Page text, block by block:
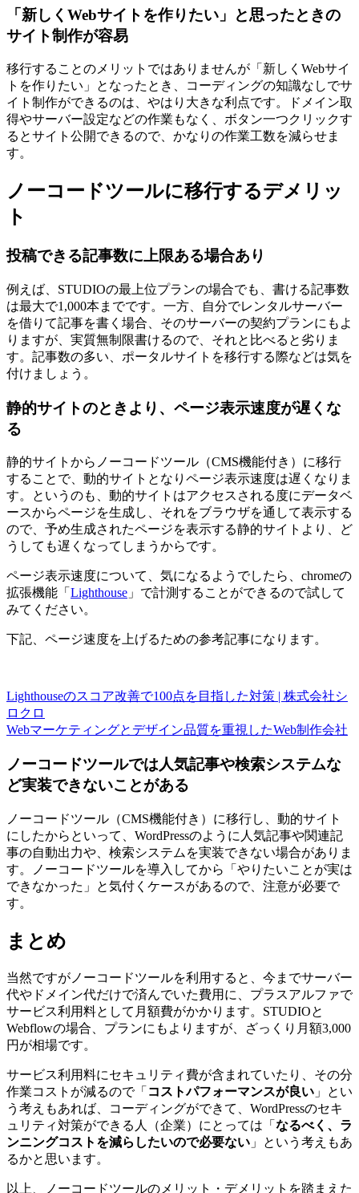
「新しくWebサイトを作りたい」と思ったときの
サイト制作が容易
移行することのメリットではありませんが「新しくWebサイ
トを作りたい」となったとき、コーディングの知識なしでサ
イト制作ができるのは、やはり大きな利点です。ドメイン取
得やサーバー設定などの作業もなく、ボタン一つクリックす
るとサイト公開できるので、かなりの作業工数を減らせま
す。
ノーコードツールに移行するデメリッ
ト
投稿できる記事数に上限ある場合あり
例えば、STUDIOの最上位プランの場合でも、書ける記事数
は最大で1,000本までです。一方、自分でレンタルサーバー
を借りて記事を書く場合、そのサーバーの契約プランにもよ
りますが、実質無制限書けるので、それと比べると劣りま
す。記事数の多い、ポータルサイトを移行する際などは気を
付けましょう。
静的サイトのときより、ページ表示速度が遅くな
る
静的サイトからノーコードツール（CMS機能付き）に移行
することで、動的サイトとなりページ表示速度は遅くなりま
す。というのも、動的サイトはアクセスされる度にデータベ
ースからページを生成し、それをブラウザを通して表示する
ので、予め生成されたページを表示する静的サイトより、ど
うしても遅くなってしまうからです。
ページ表示速度について、気になるようでしたら、chromeの
拡張機能「 Lighthouse 」で計測することができるので試して
みてください。
下記、ページ速度を上げるための参考記事になります。
Lighthouseのスコア改善で100点を目指した対策 | 株式会社シ
ロクロ
Webマーケティングとデザイン品質を重視したWeb制作会社
ノーコードツールでは人気記事や検索システムな
ど実装できないことがある
ノーコードツール（CMS機能付き）に移行し、動的サイト
にしたからといって、WordPressのように人気記事や関連記
事の自動出力や、 検索システムを実装できない場合がありま
す。ノーコードツールを導入してから「やりたいことが実は
できなかった」と気付くケースがあるので、注意が必要で
す。
まとめ
当然ですがノーコードツールを利用すると、今までサーバー
代やドメイン代だけで済んでいた費用に、プラスアルファで
サービス利用料として月額費がかかります。STUDIOと
Webflowの場合、プランにもよりますが、ざっくり月額3,000
円が相場です。
サービス利用料にセキュリティ費が含まれていたり、その分
作業コストが減るので「 コストパフォーマンスが良い 」とい
う考えもあれば、コーディングができて、WordPressのセキ
ュリティ対策ができる人（企業）にとっては「 なるべく、ラ
ンニングコストを減らしたいので必要ない 」という考えもあ
るかと思います。
以上、ノーコードツールのメリット・デメリットを踏まえた